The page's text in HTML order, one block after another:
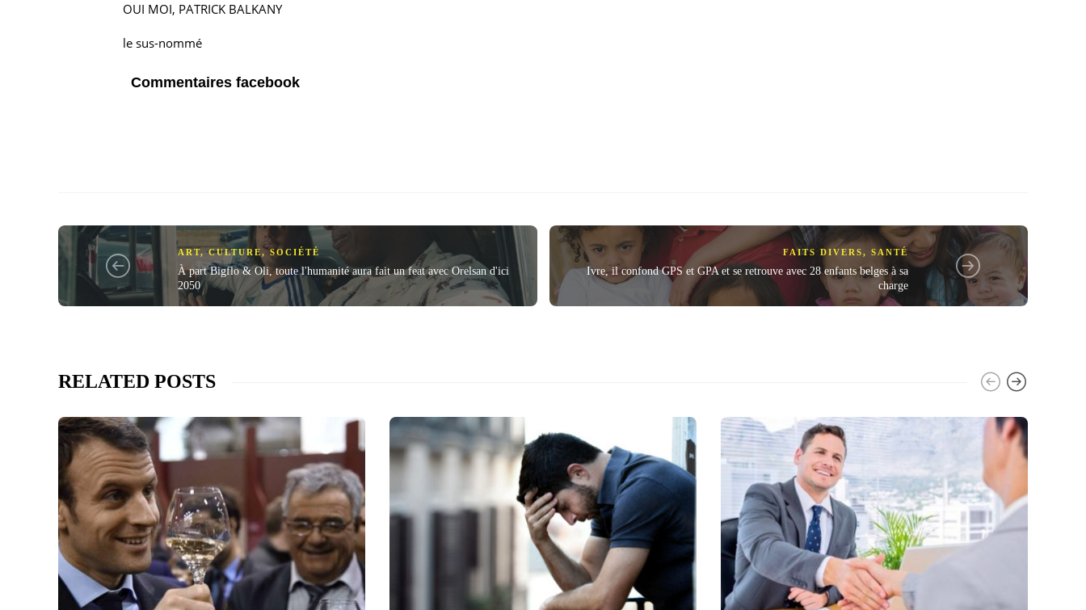
OUI MOI, PATRICK BALKANY
le sus-nommé
Commentaires facebook
ART,CULTURE,SOCIÉTÉ
À part Bigflo & Oli, toute l'humanité aura fait un feat avec Orelsan d'ici
2050
FAITS DIVERS, SANTÉ
Ivre, il confond GPS et GPA et se retrouve avec 28 enfants belges à sa
charge
RELATED POSTS